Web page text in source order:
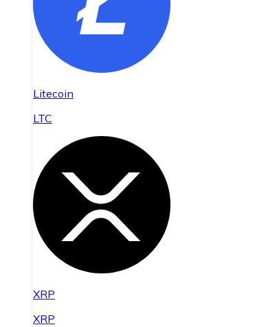
Litecoin
LTC
XRP
XRP